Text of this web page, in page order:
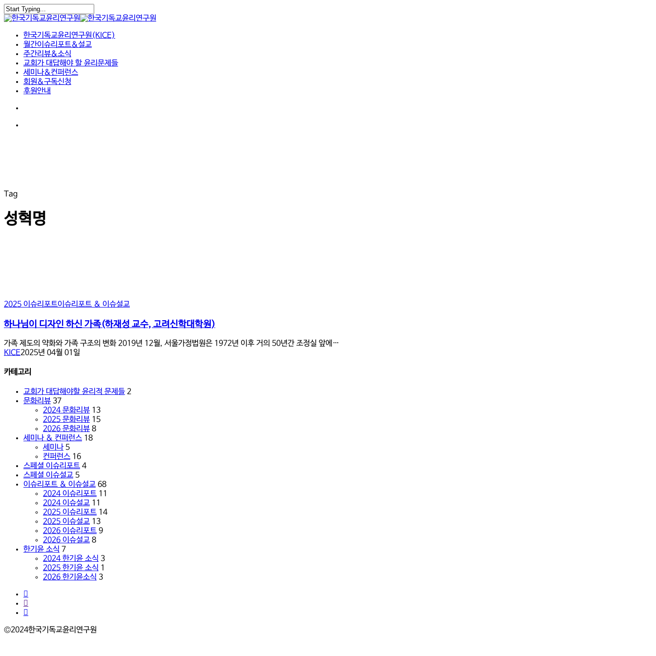
Skip
to
content
Close
search
Menu 한국기독교윤리연구원(KICE)
월간이슈리포트&설교
주간리뷰&소식
교회가 대답해야 할 윤리문제들
세미나&컨퍼런스
회원&구독신청
후원안내
Tag
성혁명
하
님
디
자
하
신
2025 이슈리포트이슈리포트 & 이슈설교
하나님이 디자인 하신 가족(하재성 교수, 고려신학대학원)
가족 제도의 약화와 가족 구조의 변화 2019년 12월, 서울가정법원은 1972년 이후 거의 50년간 조정실 앞에…
KICE2025년 04월 01일
카테고리
교회가 대답해야할 윤리적 문제들 2
문화리뷰 37
2024 문화리뷰 13
2025 문화리뷰 15
2026 문화리뷰 8
세미나 & 컨퍼런스 18
세미나 5
컨퍼런스 16
스페셜 이슈리포트 4
스페셜 이슈설교 5
이슈리포트 & 이슈설교 68
2024 이슈리포트 11
2024 이슈설교 11
2025 이슈리포트 14
2025 이슈설교 13
2026 이슈리포트 9
2026 이슈설교 8
한기윤 소식 7
2024 한기윤 소식 3
2025 한기윤 소식 1
2026 한기윤소식 3
facebook
youtube
instagram
©2024한국기독교윤리연구원